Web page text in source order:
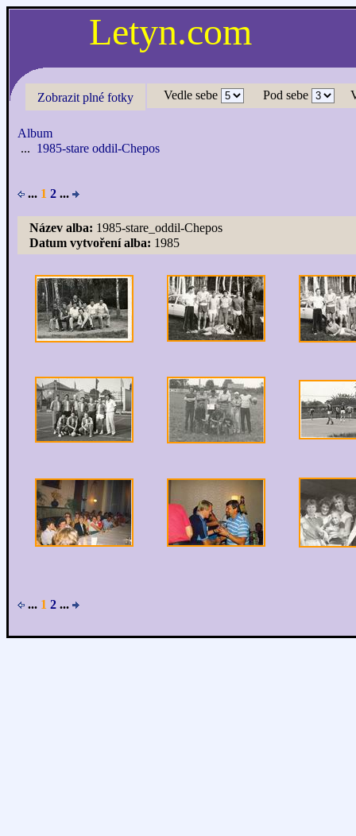
Letyn.com
Zobrazit plné fotky Vedle sebe Pod sebe
Album
... 1985-stare oddil-Chepos
... 1 2 ...
Název alba: 1985-stare_oddil-Chepos
Datum vytvoření alba: 1985
... 1 2 ...